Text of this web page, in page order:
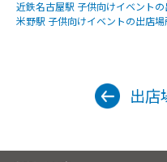
近鉄名古屋駅 子供向けイベント
米野駅 子供向けイベントの出店場
出店